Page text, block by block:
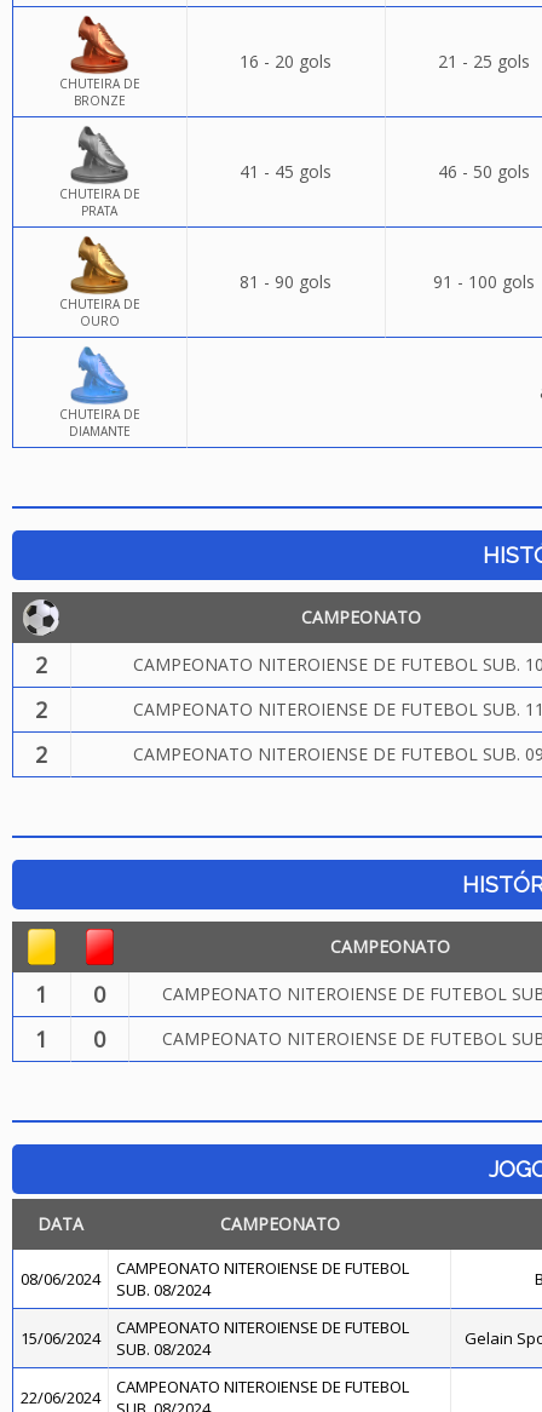
CHUTEIRA DE
BRONZE
16 - 20 gols 21 - 25 gols
CHUTEIRA DE
PRATA
41 - 45 gols 46 - 50 gols
CHUTEIRA DE
OURO
81 - 90 gols 91 - 100 gols
CHUTEIRA DE
DIAMANTE
CAMPEONATO
2 CAMPEONATO NITEROIENSE DE FUTEBOL SUB.
2 CAMPEONATO NITEROIENSE DE FUTEBOL SUB.
2 CAMPEONATO NITEROIENSE DE FUTEBOL SUB.
CAMPEONATO
1 0 CAMPEONATO NITEROIENSE DE FUTEBOL
1 0 CAMPEONATO NITEROIENSE DE FUTEBOL
DATA CAMPEONATO
08/06/2024
CAMPEONATO NITEROIENSE DE FUTEBOL
SUB. 08/2024
15/06/2024
CAMPEONATO NITEROIENSE DE FUTEBOL
SUB. 08/2024
Gelain
22/06/2024
CAMPEONATO NITEROIENSE DE FUTEBOL